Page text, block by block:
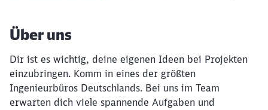
Über uns
Dir ist es wichtig, deine eigenen Ideen bei Projekten
einzubringen. Komm in eines der größten
Ingenieurbüros Deutschlands. Bei uns im Team
erwarten dich viele spannende Aufgaben und